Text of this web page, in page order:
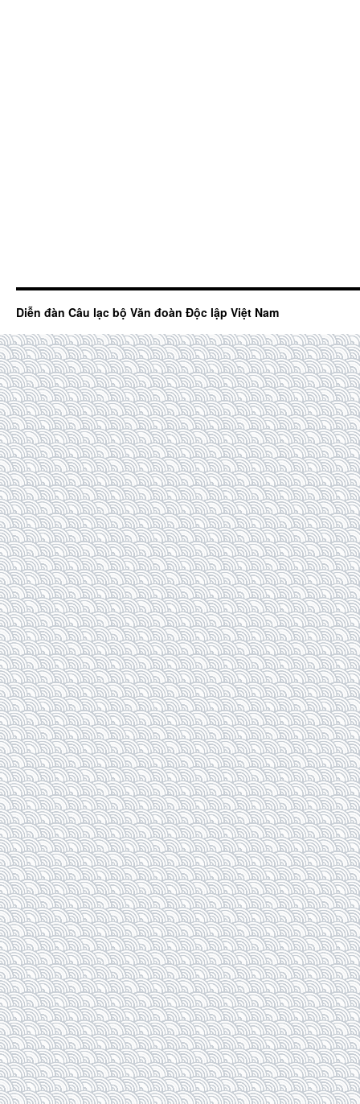
Diễn đàn Câu lạc bộ Văn đoàn Độc lập Việt Nam